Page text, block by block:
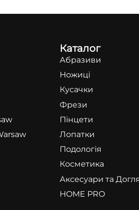
Каталог
Абразиви
Ножиці
Кусачки
Фрези
Пінцети
Лопатки
Подологія
Косметика
Аксесуари та
HOME PRO